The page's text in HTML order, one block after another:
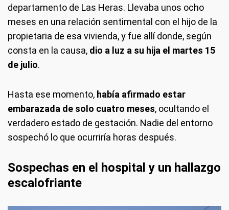
departamento de Las Heras. Llevaba unos ocho
meses en una relación sentimental con el hijo de la
propietaria de esa vivienda, y fue allí donde, según
consta en la causa, dio a luz a su hija el martes 15
de julio.
Hasta ese momento, había afirmado estar
embarazada de solo cuatro meses, ocultando el
verdadero estado de gestación. Nadie del entorno
sospechó lo que ocurriría horas después.
Sospechas en el hospital y un hallazgo
escalofriante